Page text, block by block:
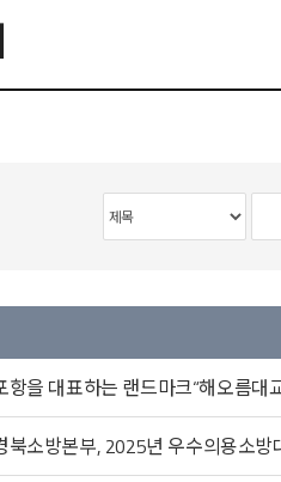
항을 대표하는 랜드마크“해오름대
북소방본부, 2025년 우수의용소방